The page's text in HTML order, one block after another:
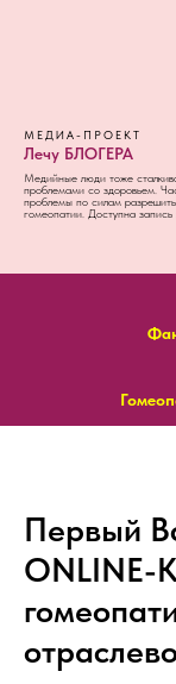
МЕДИА-ПРОЕКТ
Лечу БЛОГЕРА
Медийные люди тоже
проблемами со здоровьем.
проблемы по силам разрешить
гомеопатии. Доступна
Первый
ONLINE-